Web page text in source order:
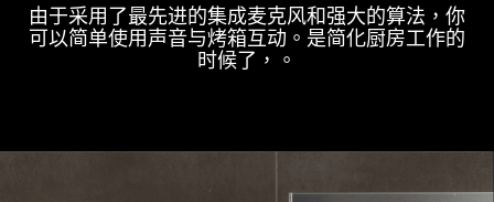
由于采用了最先进的集成麦克风和强大的算法，你
可以简单使用声音与烤箱互动。是简化厨房工作的
时候了，。